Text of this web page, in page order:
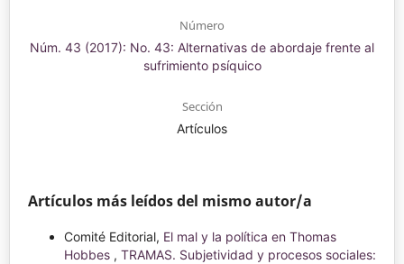
Número
Núm. 43 (2017): No. 43: Alternativas de abordaje frente al
sufrimiento psíquico
Sección
Artículos
Artículos más leídos del mismo autor/a
Comité Editorial, El mal y la política en Thomas
Hobbes , TRAMAS. Subjetividad y procesos sociales: